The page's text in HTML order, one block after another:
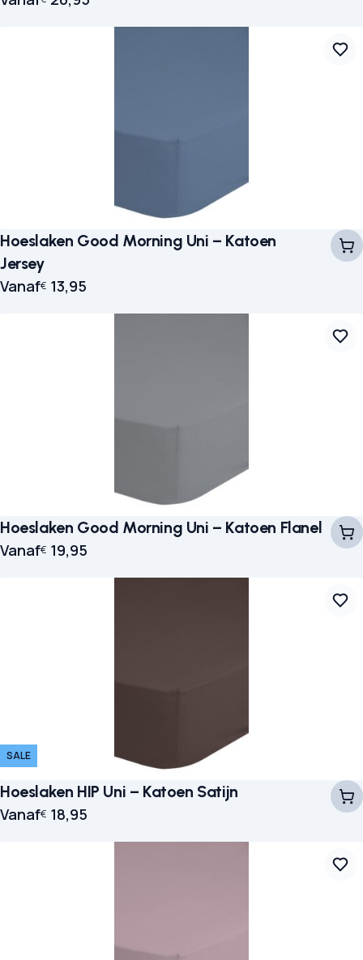
Hoeslaken Good Morning Uni – Katoen
Jersey
Vanaf€ 13,95
Hoeslaken Good Morning Uni – Katoen Flanel
Vanaf€ 19,95
SALE
Hoeslaken HIP Uni – Katoen Satijn
Vanaf€ 18,95